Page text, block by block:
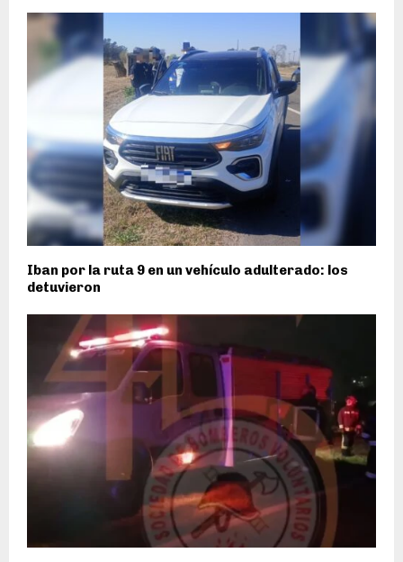
Iban por la ruta 9 en un vehículo adulterado: los
detuvieron